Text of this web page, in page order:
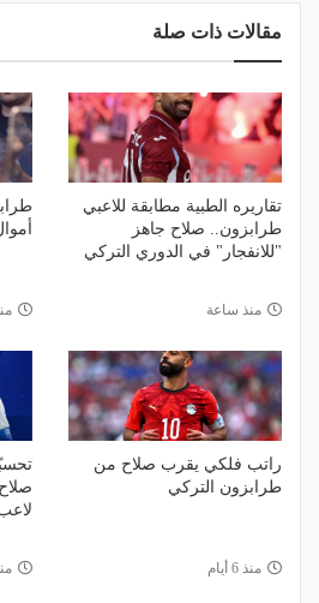
مقالات ذات صلة
تقاريره الطبية مطابقة للاعبي
طرابزون.. صلاح جاهز
"للانفجار" في الدوري التركي
منذ ساعة منذ 7
راتب فلكي يقرب صلاح من
طرابزون التركي
منذ 6 أيام